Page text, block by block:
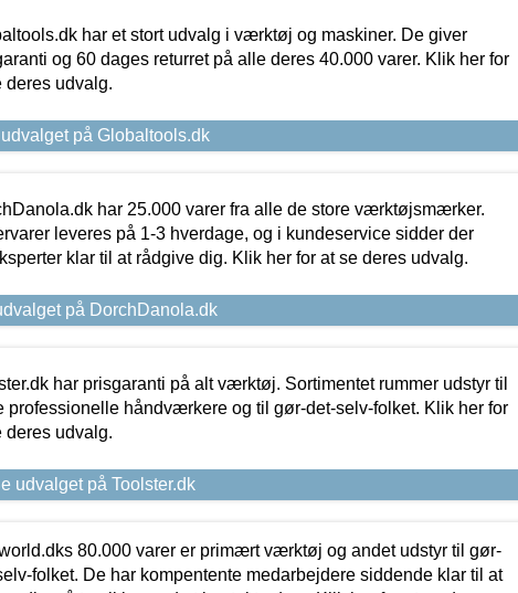
har et stort udvalg i værktøj og maskiner. De giver
og 60 dages returret på alle deres 40.000 varer. Klik her for
deres udvalg.
på Globaltools.dk
har 25.000 varer fra alle de store værktøjsmærker.
leveres på 1-3 hverdage, og i kundeservice sidder der
klar til at rådgive dig. Klik her for at se deres udvalg.
på DorchDanola.dk
har prisgaranti på alt værktøj. Sortimentet rummer udstyr til
professionelle håndværkere og til gør-det-selv-folket. Klik her for
deres udvalg.
udvalget på Toolster.dk
80.000 varer er primært værktøj og andet udstyr til gør-
folket. De har kompentente medarbejdere siddende klar til at